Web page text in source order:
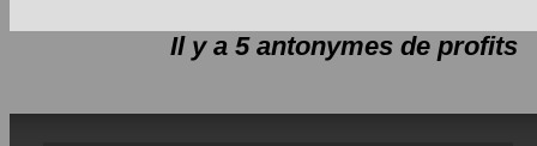
Il y a 5 antonymes de profits